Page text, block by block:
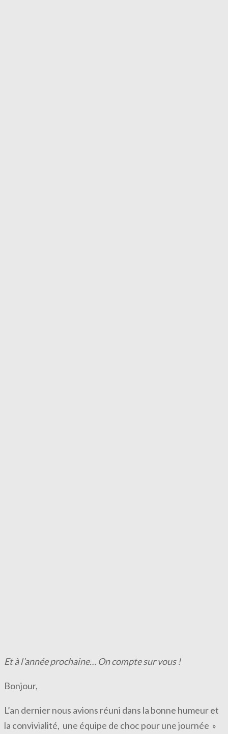
Et à l’année prochaine… On compte sur vous !
Bonjour,
L’an dernier nous avions réuni dans la bonne humeur et
la convivialité, une équipe de choc pour une journée »